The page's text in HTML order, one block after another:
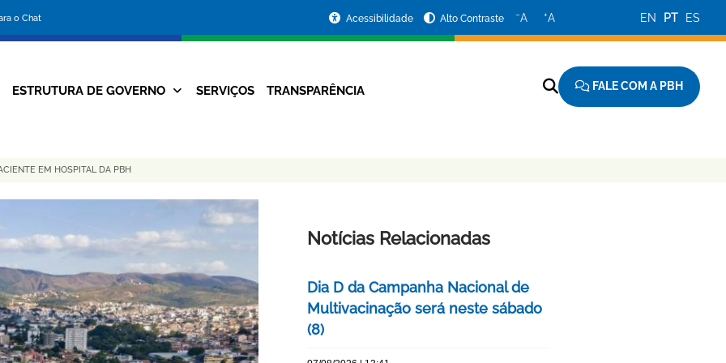
o Chat
da
Prefeitura
Acessibilidade Alto Contraste −A +A EN PT ES
Navegação
ESTRUTURA DE GOVERNO SERVIÇOS TRANSPARÊNCIA FALE COM A PBH
EM HOSPITAL DA PBH
Notícias Relacionadas
Dia D da Campanha Nacional de
Multivacinação será neste sábado
(8)